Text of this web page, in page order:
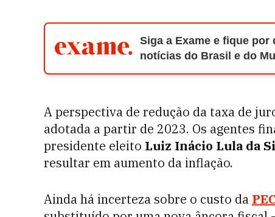
Siga a Exame e fique
notícias do Brasil e do
A perspectiva de redução da taxa de
adotada a partir de 2023. Os agentes
presidente eleito Luiz Inácio Lula da
resultar em aumento da inflação.
Ainda há incerteza sobre o custo da